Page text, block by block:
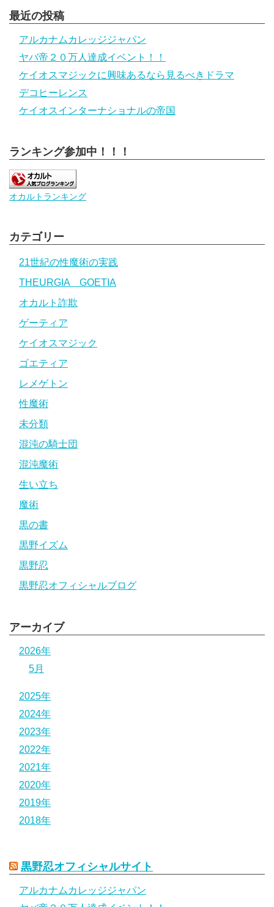
最近の投稿
アルカナムカレッジジャパン
ヤバ帝２０万人達成イベント！！
ケイオスマジックに興味あるなら見るべきドラマ
デコヒーレンス
ケイオスインターナショナルの帝国
ランキング参加中！！！
オカルトランキング
カテゴリー
21世紀の性魔術の実践
THEURGIA GOETIA
オカルト詐欺
ゲーティア
ケイオスマジック
ゴエティア
レメゲトン
性魔術
未分類
混沌の騎士団
混沌魔術
生い立ち
魔術
黒の書
黒野イズム
黒野忍
黒野忍オフィシャルブログ
アーカイブ
2026年
5月
2025年
2024年
2023年
2022年
2021年
2020年
2019年
2018年
黒野忍オフィシャルサイト
アルカナムカレッジジャパン